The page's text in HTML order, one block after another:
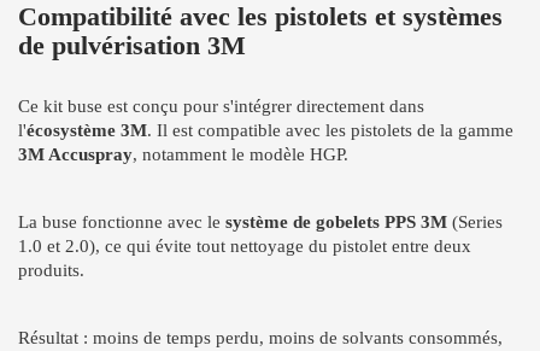
Compatibilité avec les pistolets et systèmes
de pulvérisation 3M
Ce kit buse est conçu pour s'intégrer directement dans
l'écosystème 3M. Il est compatible avec les pistolets de la gamme
3M Accuspray, notamment le modèle HGP.
La buse fonctionne avec le système de gobelets PPS 3M (Series
1.0 et 2.0), ce qui évite tout nettoyage du pistolet entre deux
produits.
Résultat : moins de temps perdu, moins de solvants consommés,